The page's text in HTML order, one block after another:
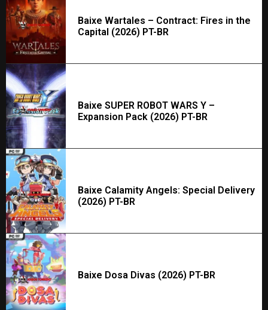
Baixe Wartales – Contract: Fires in the
Capital (2026) PT-BR
Baixe SUPER ROBOT WARS Y –
Expansion Pack (2026) PT-BR
Baixe Calamity Angels: Special Delivery
(2026) PT-BR
Baixe Dosa Divas (2026) PT-BR